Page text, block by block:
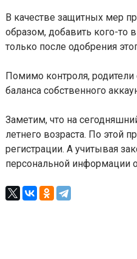
В качестве защитных мер
образом, добавить кого-
только после одобрения
Помимо контроля,
баланса собственного
Заметим, что на
летнего возраста. По этой
регистрации. А учитывая
персональной информации